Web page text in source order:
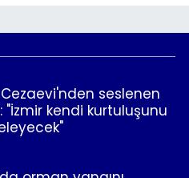
seslenen
"İzmir kendi kurtuluşunu